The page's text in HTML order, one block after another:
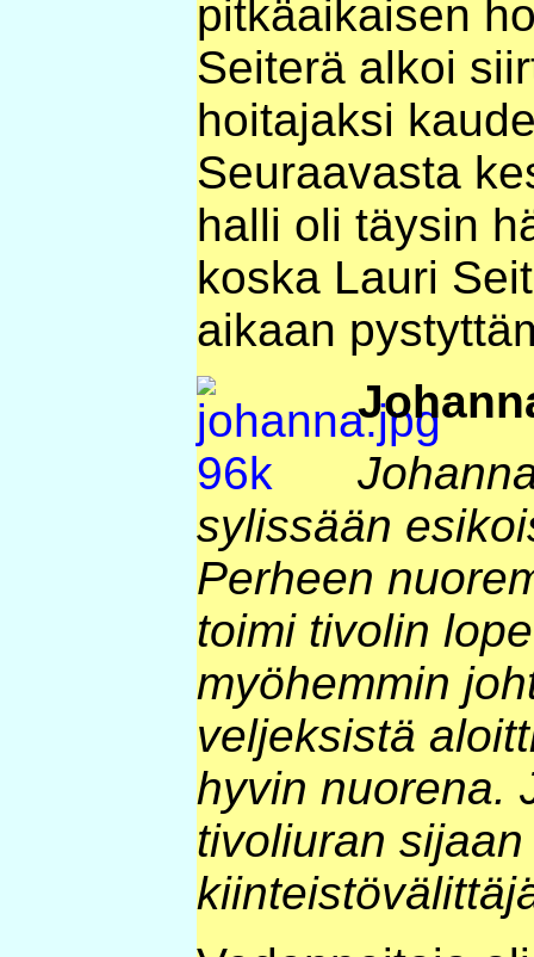
pitkäaikaisen
Seiterä alkoi
hoitajaksi
Seuraavasta
halli oli täysin
koska Lauri
aikaan
sylissään
Perheen
toimi tivolin
myöhemmin
veljeksistä
hyvin nuorena.
tivoliuran